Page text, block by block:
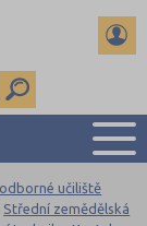
ŠKOL
učiliště
Střední zemědělská